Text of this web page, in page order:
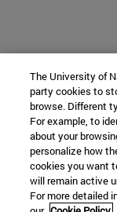
The University of
party cookies to
browse. Different
For example, to
about your
personalize how
cookies you want
will remain active
For more detailed